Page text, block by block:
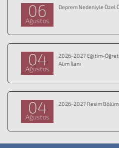
06
Ağustos
Deprem Nedeniyle Özel
04
Ağustos
2026-2027 Eğitim-
Alım İlanı
04
Ağustos
2026-2027 Resim